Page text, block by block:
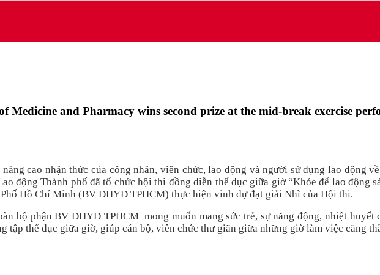
and Pharmacy wins second prize at the mid‑break exercise
cao nhận thức của công nhân, viên chức, lao động và người sử dụng lao động
động Thành phố đã tổ chức hội thi đồng diễn thể dục giữa giờ “Khỏe để lao động
Hồ Chí Minh (BV ĐHYD TPHCM) thực hiện vinh dự đạt giải Nhì của Hội thi.
bộ phận BV ĐHYD TPHCM mong muốn mang sức trẻ, sự năng động, nhiệt
tập thể dục giữa giờ, giúp cán bộ, viên chức thư giãn giữa những giờ làm việc căng